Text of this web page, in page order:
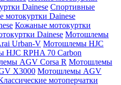
Dainese Спортивные
мотокуртки Dainese
Кожаные мотокуртки
Dainese Мотошлемы
Urban-V Мотошлемы HJC
HJC RPHA 70 Carbon
AGV Corsa R Мотошлемы
X3000 Мотошлемы AGV
мотоперчатки